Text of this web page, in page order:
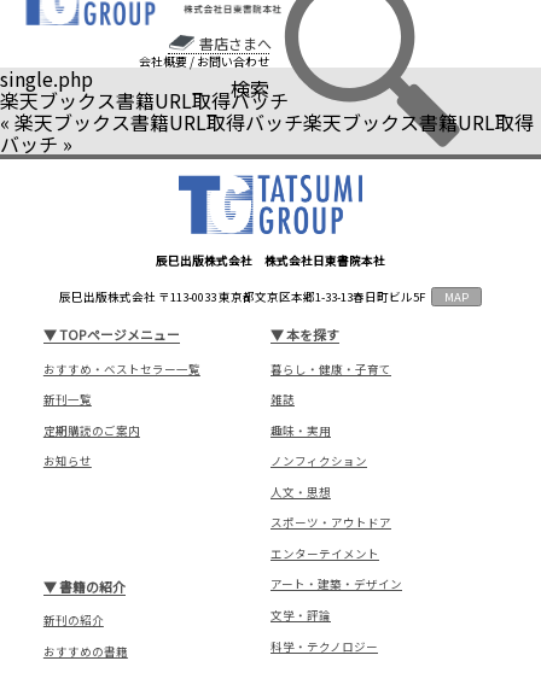
書店さまへ
会社概要 / お問い合わせ
検索
single.php
楽天ブックス書籍URL取得バッチ
« 楽天ブックス書籍URL取得バッチ楽天ブックス書籍URL取得
バッチ »
辰巳出版株式会社 株式会社日東書院本社
辰巳出版株式会社 〒113-0033 東京都文京区本郷1-33-13春日町ビル5F MAP
▼TOPページメニュー
おすすめ・ベストセラー一覧
新刊一覧
定期購読のご案内
お知らせ
▼本を探す
暮らし・健康・子育て
雑誌
趣味・実用
ノンフィクション
人文・思想
スポーツ・アウトドア
エンターテイメント
アート・建築・デザイン
文学・評論
科学・テクノロジー
▼書籍の紹介
新刊の紹介
おすすめの書籍